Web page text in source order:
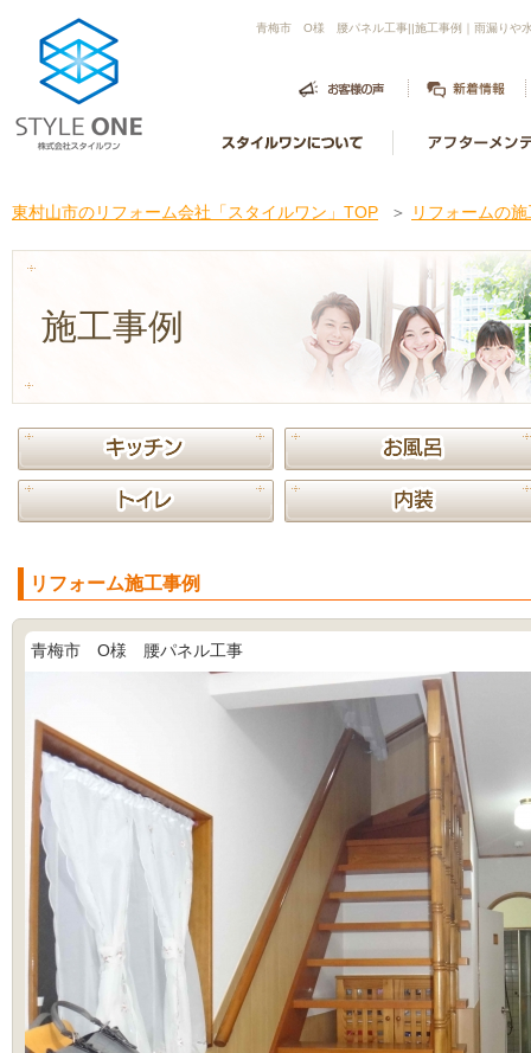
青梅市 O様 腰パネル工事||施工事例｜雨漏りや水
東村山市のリフォーム会社「スタイルワン」TOP ＞ リフォームの
施工事例
リフォーム施工事例
青梅市 O様 腰パネル工事